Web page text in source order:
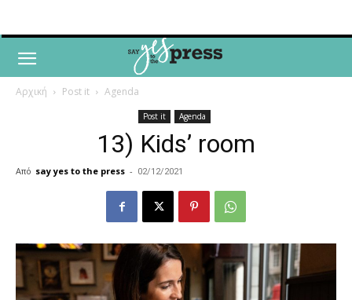
Αρχική Post it Agenda
Post it Agenda
13) Kids’ room
Από say yes to the press - 02/12/2021